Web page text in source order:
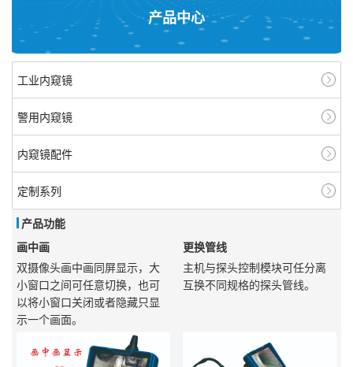
产品中心
工业内窥镜
警用内窥镜
内窥镜配件
定制系列
产品功能
画中画
双摄像头画中画同屏显示，大
小窗口之间可任意切换，也可
以将小窗口关闭或者隐藏只显
示一个画面。
更换管线
主机与探头控制模块可任分离
互换不同规格的探头管线。